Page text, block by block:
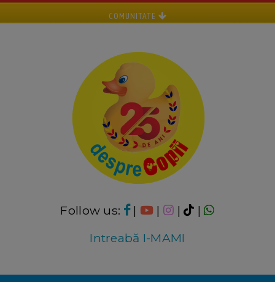
COMUNITATE
Follow us: | | |
|
Intreabă I-MAMI